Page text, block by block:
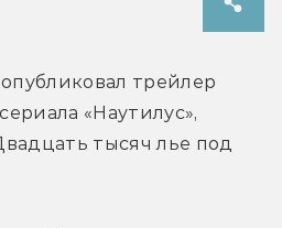
трейлер
«Наутилус»,
тысяч лье под